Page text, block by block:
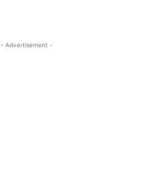
- Advertisement -